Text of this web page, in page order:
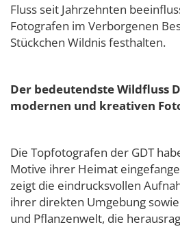
Fluss seit Jahrzehnten
Fotografen im Verborgenen
Stückchen Wildnis festhalten.
Der bedeutendste Wildfluss
modernen und kreativen
Die Topfotografen der GDT
Motive ihrer Heimat
zeigt die eindrucksvollen
ihrer direkten Umgebung
und Pflanzenwelt, die